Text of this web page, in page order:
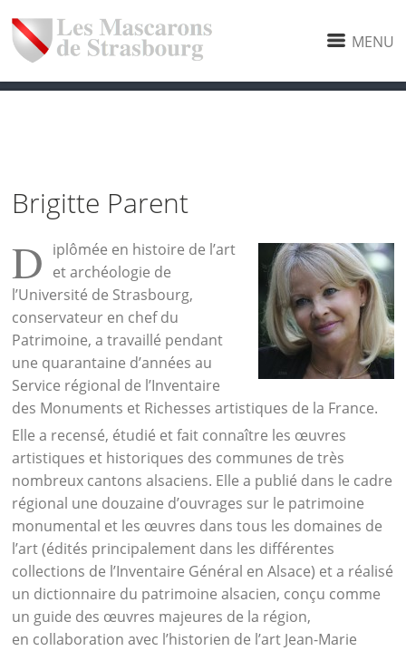
MENU
Brigitte Parent
D iplômée en histoire de l’art
et archéologie de
l’Université de Strasbourg,
conservateur en chef du
Patrimoine, a travaillé pendant
une quarantaine d’années au
Service régional de l’Inventaire
des Monuments et Richesses artistiques de la France.
Elle a recensé, étudié et fait connaître les œuvres
artistiques et historiques des communes de très
nombreux cantons alsaciens. Elle a publié dans le cadre
régional une douzaine d’ouvrages sur le patrimoine
monumental et les œuvres dans tous les domaines de
l’art (édités principalement dans les différentes
collections de l’Inventaire Général en Alsace) et a réalisé
un dictionnaire du patrimoine alsacien, conçu comme
un guide des œuvres majeures de la région,
en collaboration avec l’historien de l’art Jean-Marie